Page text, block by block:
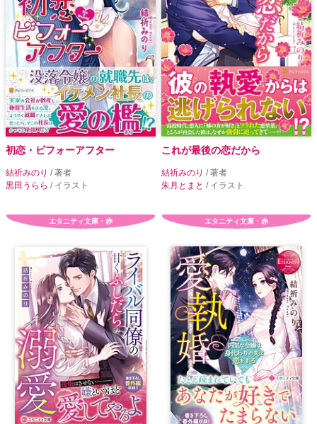
初恋・ビフォーアフター
結祈みのり / 著者
黒田うらら / イラスト
これが最後の恋だから
結祈みのり / 著者
朱月とまと / イラスト
エタニティ文庫・赤 エタニティ文庫・赤